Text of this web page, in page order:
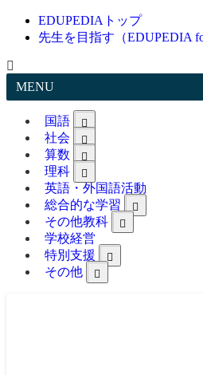
EDUPEDIAトップ
先生を目指す（EDUPEDIA
MENU
国語
社会
算数
理科
英語・外国語活動
総合的な学習
その他教科
学校経営
特別支援
その他